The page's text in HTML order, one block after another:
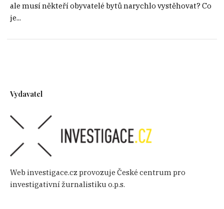
ale musí někteří obyvatelé bytů narychlo vystěhovat? Co
je...
Vydavatel
Web investigace.cz provozuje České centrum pro
investigativní žurnalistiku o.p.s.